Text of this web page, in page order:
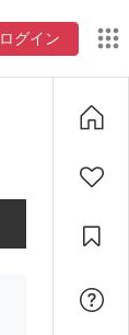
ログイン